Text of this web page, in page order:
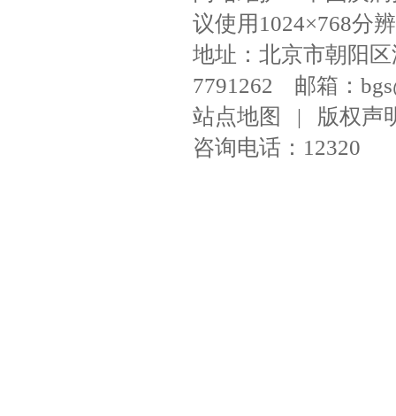
议使用1024×768分
地址：北京市朝阳
7791262 邮箱：
站点地图
| 版权声
咨询电话：12320